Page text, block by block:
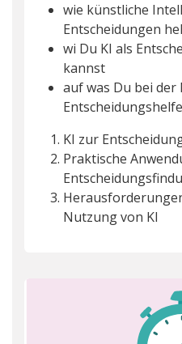
wie künstliche
Entscheidungen
wi Du KI als
kannst
auf was Du bei
KI zur
Praktische
Nutzung von KI